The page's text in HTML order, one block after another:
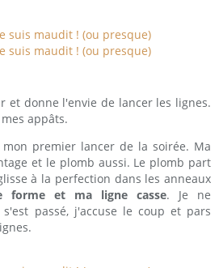
et donne l'envie de lancer les lignes.
appâts.
premier lancer de la soirée. Ma
et le plomb aussi. Le plomb part
à la perfection dans les anneaux
forme et ma ligne casse. Je ne
passé, j'accuse le coup et pars